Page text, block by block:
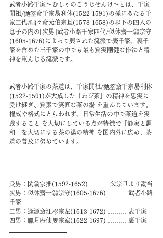
武者小路千家～むしゃのこうじせんけ～とは、千家
開祖/抛筌斎千宗易利休(1522-1591)の孫にあたる千
家三代/咄々斎元伯宗旦(1578-1658)の以下の四人の
息子の内の[次男]武者小路千家四代/似休齋一翁宗守
(1605-1676) によって興された流派で表千家、裏千
家を含めた三千家の中でも最も質実剛健な作法と精
神を重んじる流派です。
武者小路千家の茶道は、千家開祖/抛筌斎千宗易利休
(1522-1591)が大成した「わび茶」の精神を忠実に
受け継ぎ、質素で実直な茶の湯 を重んじています。
権威や格式にとらわれず、日常生活の中で茶道を実
践すること を大切にしている点が特徴で「静寂と調
和」を大切にする茶の湯の精神 を国内外に広め、茶
道の普及に努めています。
長男：閑翁宗拙(1592-1652) ……… 父宗旦より勘当
次男：似休齋一翁宗守(1605-1676) ……… 武者小路
千家
三男：逢源斎江岑宗左(1613-1672) ……… 表千家
四男：臘月庵仙叟宗室(1622-1697) ……… 裏千家